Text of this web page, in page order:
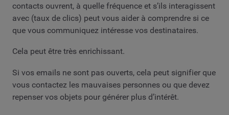
contacts ouvrent, à quelle fréquence et s’ils interagissent
avec (taux de clics) peut vous aider à comprendre si ce
que vous communiquez intéresse vos destinataires.
Cela peut être très enrichissant.
Si vos emails ne sont pas ouverts, cela peut signifier que
vous contactez les mauvaises personnes ou que devez
repenser vos objets pour générer plus d’intérêt.